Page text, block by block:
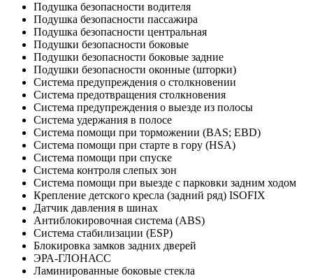
Подушка безопасности водителя
Подушка безопасности пассажира
Подушка безопасности центральная
Подушки безопасности боковые
Подушки безопасности боковые задние
Подушки безопасности оконные (шторки)
Система предупреждения о столкновении
Система предотвращения столкновения
Система предупреждения о выезде из полосы
Система удержания в полосе
Система помощи при торможении (BAS; EBD)
Система помощи при старте в гору (HSA)
Система помощи при спуске
Система контроля слепых зон
Система помощи при выезде с парковки задним ходом
Крепление детского кресла (задний ряд) ISOFIX
Датчик давления в шинах
Антиблокировочная система (ABS)
Система стабилизации (ESP)
Блокировка замков задних дверей
ЭРА-ГЛОНАСС
Ламинированные боковые стекла